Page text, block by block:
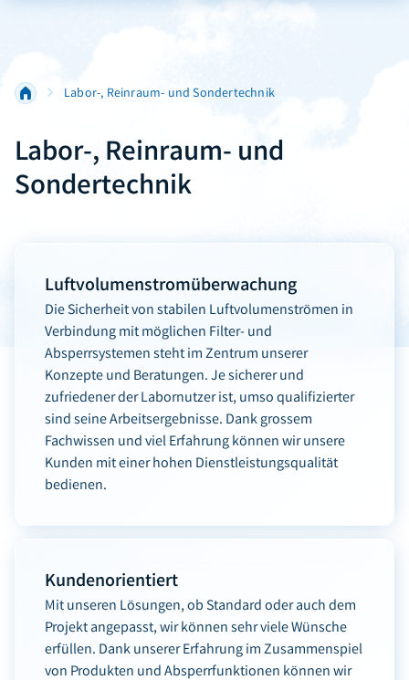
Labor-, Reinraum- und Sondertechnik
Labor-, Reinraum- und
Sondertechnik
Luftvolumen­stromüberwachung
Die Sicherheit von stabilen Luftvolumenströmen in
Verbindung mit möglichen Filter- und
Absperrsystemen steht im Zentrum unserer
Konzepte und Beratungen. Je sicherer und
zufriedener der Labornutzer ist, umso qualifizierter
sind seine Arbeitsergebnisse. Dank grossem
Fachwissen und viel Erfahrung können wir unsere
Kunden mit einer hohen Dienstleistungsqualität
bedienen.
Kundenorientiert
Mit unseren Lösungen, ob Standard oder auch dem
Projekt angepasst, wir können sehr viele Wünsche
erfüllen. Dank unserer Erfahrung im Zusammenspiel
von Produkten und Absperrfunktionen können wir